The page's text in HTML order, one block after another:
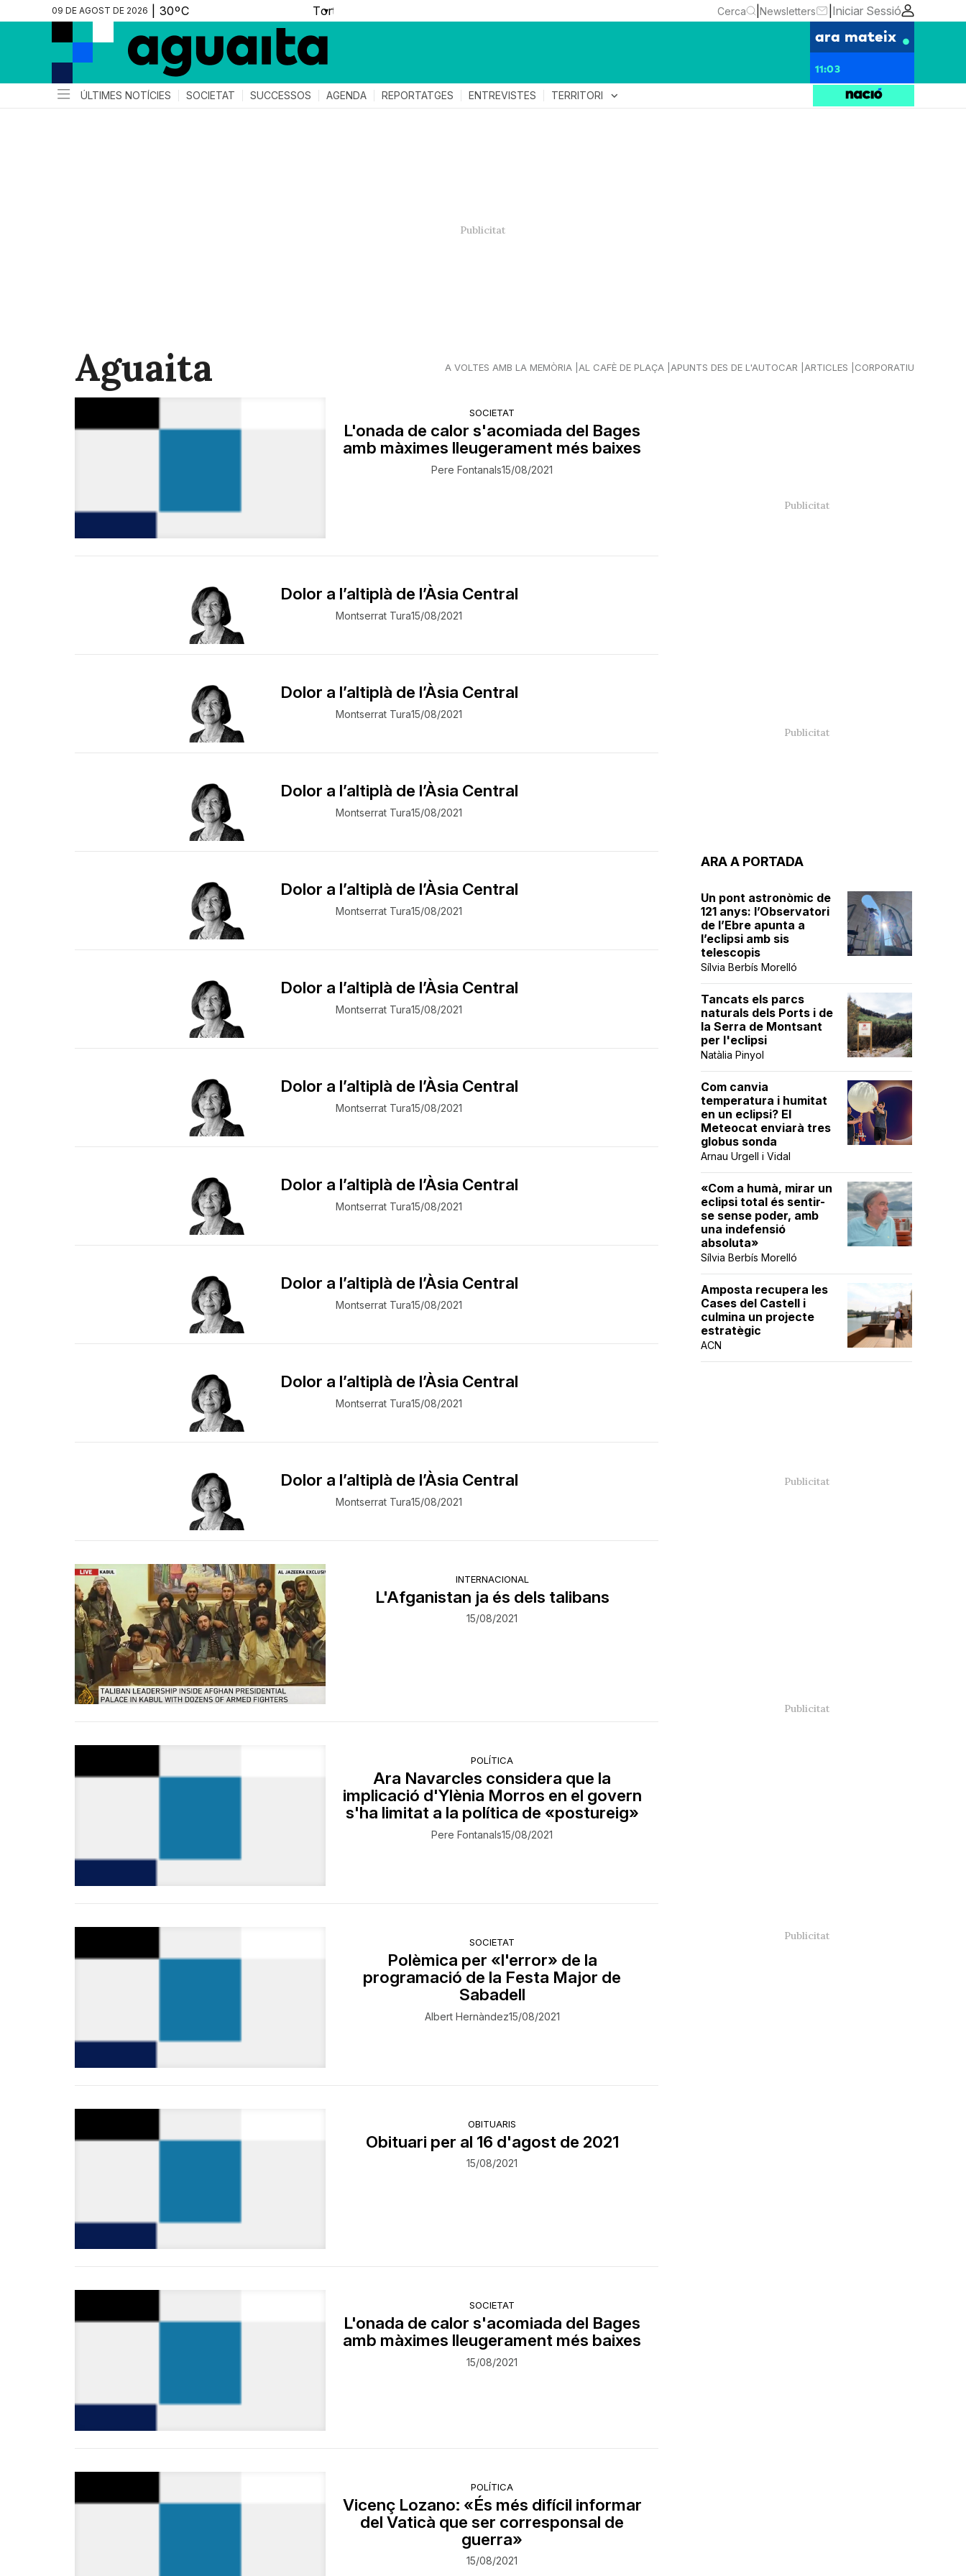
09 DE AGOST DE 2026 ▼ Cerca Newsletters Iniciar Sessió
ara mateix
11:03
ÚLTIMES NOTÍCIES SOCIETAT SUCCESSOS AGENDA REPORTATGES ENTREVISTES TERRITORI expand_more
Aguaita A VOLTES AMB LA MEMÒRIA AL CAFÈ DE PLAÇA APUNTS DES DE L'AUTOCAR ARTICLES CORPORATIU
SOCIETAT
L'onada de calor s'acomiada del Bages
amb màximes lleugerament més baixes
Pere Fontanals15/08/2021
Dolor a l’altiplà de l’Àsia Central
Montserrat Tura15/08/2021
Dolor a l’altiplà de l’Àsia Central
Montserrat Tura15/08/2021
Dolor a l’altiplà de l’Àsia Central
Montserrat Tura15/08/2021
Dolor a l’altiplà de l’Àsia Central
Montserrat Tura15/08/2021
Dolor a l’altiplà de l’Àsia Central
Montserrat Tura15/08/2021
Dolor a l’altiplà de l’Àsia Central
Montserrat Tura15/08/2021
Dolor a l’altiplà de l’Àsia Central
Montserrat Tura15/08/2021
Dolor a l’altiplà de l’Àsia Central
Montserrat Tura15/08/2021
Dolor a l’altiplà de l’Àsia Central
Montserrat Tura15/08/2021
Dolor a l’altiplà de l’Àsia Central
Montserrat Tura15/08/2021
INTERNACIONAL
L'Afganistan ja és dels talibans
15/08/2021
POLÍTICA
Ara Navarcles considera que la
implicació d'Ylènia Morros en el govern
s'ha limitat a la política de «postureig»
Pere Fontanals15/08/2021
SOCIETAT
Polèmica per «l'error» de la
programació de la Festa Major de
Sabadell
Albert Hernàndez15/08/2021
OBITUARIS
Obituari per al 16 d'agost de 2021
15/08/2021
SOCIETAT
L'onada de calor s'acomiada del Bages
amb màximes lleugerament més baixes
15/08/2021
POLÍTICA
Vicenç Lozano: «És més difícil informar
del Vaticà que ser corresponsal de
guerra»
15/08/2021
ARA A PORTADA
Un pont astronòmic de
121 anys: l’Observatori
de l’Ebre apunta a
l’eclipsi amb sis
telescopis
Sílvia Berbís Morelló
Tancats els parcs
naturals dels Ports i de
la Serra de Montsant
per l'eclipsi
Natàlia Pinyol
Com canvia
temperatura i humitat
en un eclipsi? El
Meteocat enviarà tres
globus sonda
Arnau Urgell i Vidal
«Com a humà, mirar un
eclipsi total és sentir-
se sense poder, amb
una indefensió
absoluta»
Sílvia Berbís Morelló
Amposta recupera les
Cases del Castell i
culmina un projecte
estratègic
ACN